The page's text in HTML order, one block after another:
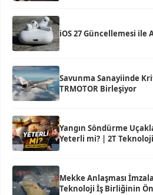
iOS 27 Güncellemesi ile
Savunma Sanayiinde
TRMOTOR Birleşiyor
Yangın Söndürme
Yeterli mi? | 2T
Mekke Anlaşması
Teknoloji İş Birliğinin